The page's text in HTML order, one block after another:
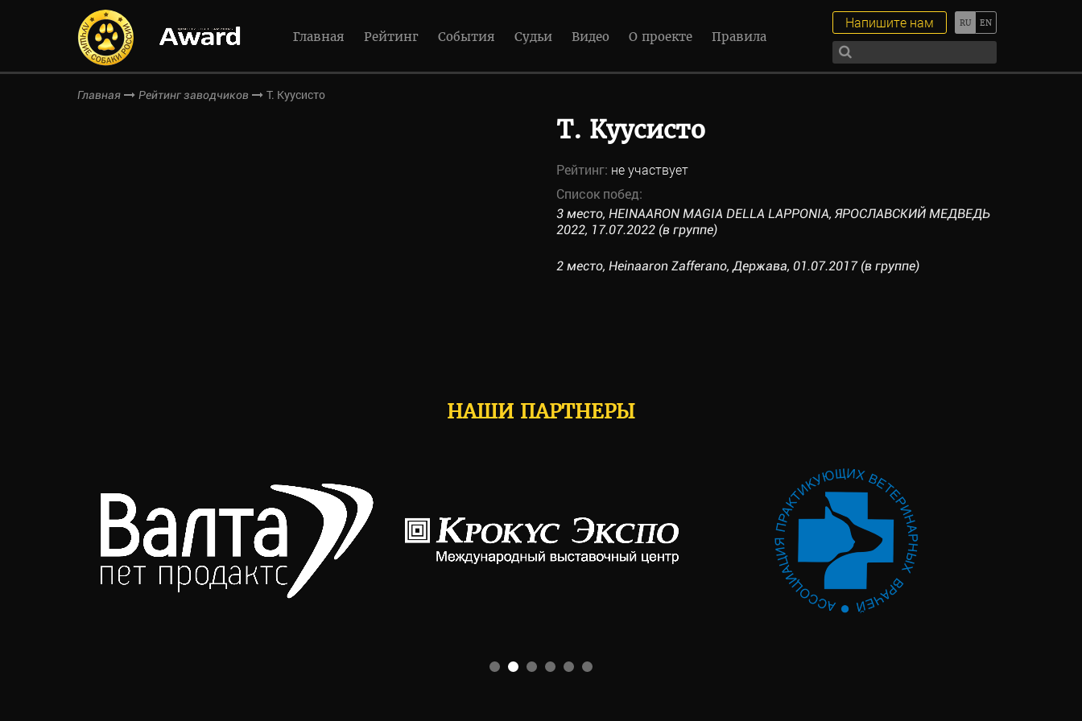
Главная Рейтинг События Судьи Видео О проекте Правила
Напишите нам
Главная Рейтинг заводчиков Т. Куусисто
Т. Куусисто
Рейтинг: не участвует
Список побед:
3 место, HEINAARON MAGIA DELLA LAPPONIA, ЯРОСЛАВСКИЙ МЕДВЕДЬ
2022, 17.07.2022 (в группе)
2 место, Heinaaron Zafferano, Держава, 01.07.2017 (в группе)
НАШИ ПАРТНЕРЫ